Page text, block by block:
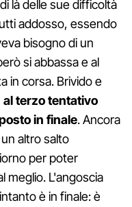
là delle sue difficoltà
addosso, essendo
bisogno di un
si abbassa e al
in corsa. Brivido e
al terzo tentativo
in finale. Ancora
altro salto
per poter
meglio. L'angoscia
è in finale: è